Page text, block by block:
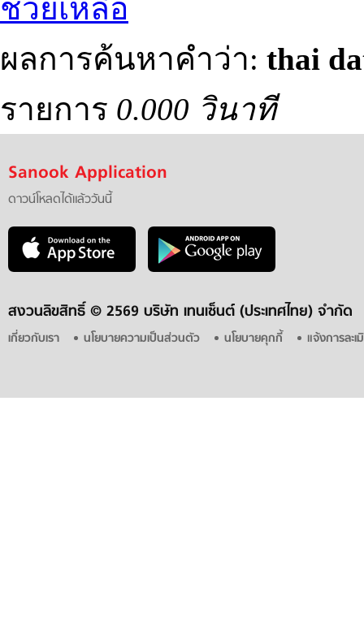
ช่วยเหลือ
ผลการค้นหาคำว่า: thai
รายการ 0.000 วินาที
Sanook Application
ดาวน์โหลดได้แล้ววันนี้
สงวนลิขสิทธิ์ © 2569 บริษัท เทนเซ็นต์ (ประเทศไทย) จำกัด
เกี่ยวกับเรา นโยบายความเป็นส่วนตัว นโยบายคุกกี้ แจ้งการละ